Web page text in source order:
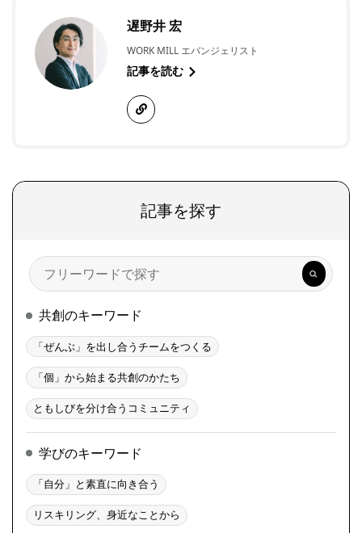
遅野井 宏
WORK MILL エバンジェリスト
記事を読む
記事を探す
検
索
共創のキーワード
「ぜんぶ」を出し合うチームをつくる
「個」から始まる共創のかたち
ともしびを分け合うコミュニティ
学びのキーワード
「自分」と素直に向き合う
リスキリング、身近なことから